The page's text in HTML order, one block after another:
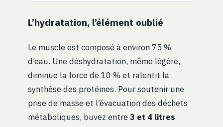
L’hydratation, l’élément oublié
Le muscle est composé à environ 75 %
d’eau. Une déshydratation, même légère,
diminue la force de 10 % et ralentit la
synthèse des protéines. Pour soutenir une
prise de masse et l’évacuation des déchets
métaboliques, buvez entre 3 et 4 litres